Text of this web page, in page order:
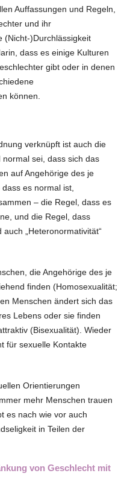
Auffassungen und Regeln,
und ihr
(Nicht‑)Durchlässigkeit
dass es einige Kulturen
gibt oder in denen
können.
verknüpft ist auch die
sei, dass sich das
auf Angehörige des je
es normal ist,
– die Regel, dass es
und die Regel, dass
„Heteronormativität“
die Angehörige des je
finden (Homosexualität;
Menschen ändert sich das
Lebens oder sie finden
(Bisexualität). Wieder
für sexuelle Kontakte
Orientierungen
mehr Menschen trauen
es nach wie vor auch
in Teilen der
von Geschlecht mit